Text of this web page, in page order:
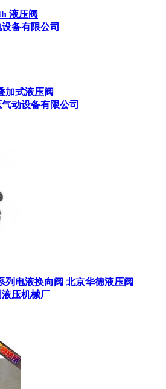
液压阀
备有限公司
加式液压阀
动设备有限公司
列电液换向阀 北京华德液压阀
压机械厂